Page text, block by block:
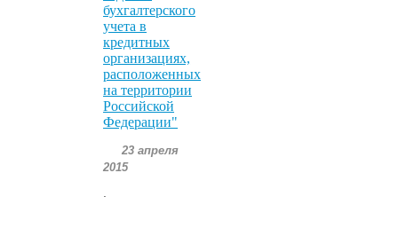
бухгалтерского
учета в
кредитных
организациях,
расположенных
на территории
Российской
Федерации"
23 апреля
2015